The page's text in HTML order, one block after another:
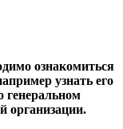
ознакомиться
узнать его
генеральном
организации.